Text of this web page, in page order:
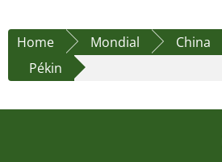
Home Mondial China
Pékin